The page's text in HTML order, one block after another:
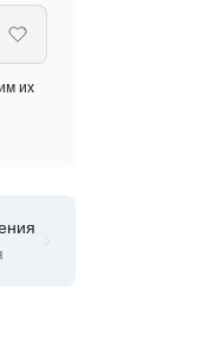
их